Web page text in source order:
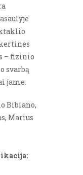
– fizinio
svarbą
jame.
Bibiano,
Marius